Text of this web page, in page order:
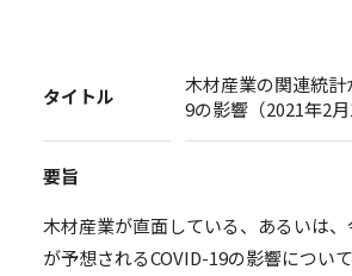
タイトル
木材産業の関連統計
9の影響（2021年2月
要旨
木材産業が直面している、あるいは
が予想されるCOVID-19の影響につい